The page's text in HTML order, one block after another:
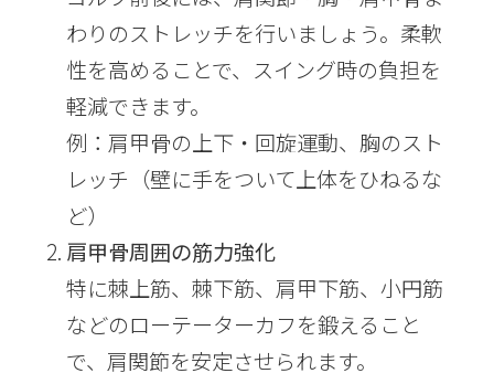
わりのストレッチを行いましょう。柔軟
性を高めることで、スイング時の負担を
軽減できます。
例： 肩甲骨の上下・回旋運動、胸のスト
レッチ（壁に手をついて上体をひねるな
ど）
肩甲骨周囲の筋力強化
特に棘上筋、棘下筋、肩甲下筋、小円筋
などのローテーターカフを鍛えること
で、肩関節を安定させられます。